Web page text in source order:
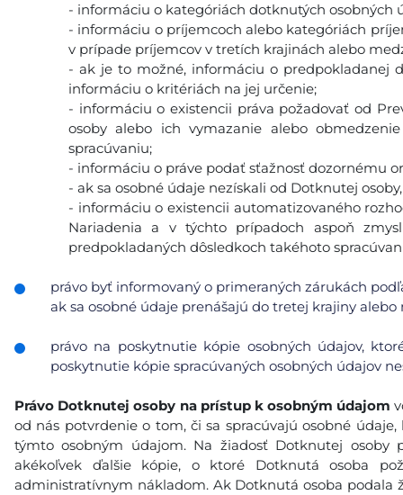
- informáciu o kategóriách dotknutých osobných
- informáciu o príjemcoch alebo kategóriách
v prípade príjemcov v tretích krajinách alebo
- ak je to možné, informáciu o predpokladanej
informáciu o kritériách na jej určenie;
- informáciu o existencii práva požadovať od
osoby alebo ich vymazanie alebo
spracúvaniu;
- informáciu o práve podať sťažnosť dozornému
- ak sa osobné údaje nezískali od Dotknutej
- informáciu o existencii automatizovaného
Nariadenia a v týchto prípadoch aspoň
predpokladaných dôsledkoch takéhoto
právo byť informovaný o primeraných zárukách
ak sa osobné údaje prenášajú do tretej krajiny
právo na poskytnutie kópie osobných údajov,
poskytnutie kópie spracúvaných osobných údajov
Právo Dotknutej osoby na prístup k osobným údajom
od nás potvrdenie o tom, či sa spracúvajú osobné
týmto osobným údajom. Na žiadosť Dotknutej osoby
akékoľvek ďalšie kópie, o ktoré Dotknutá osoba
administratívnym nákladom. Ak Dotknutá osoba